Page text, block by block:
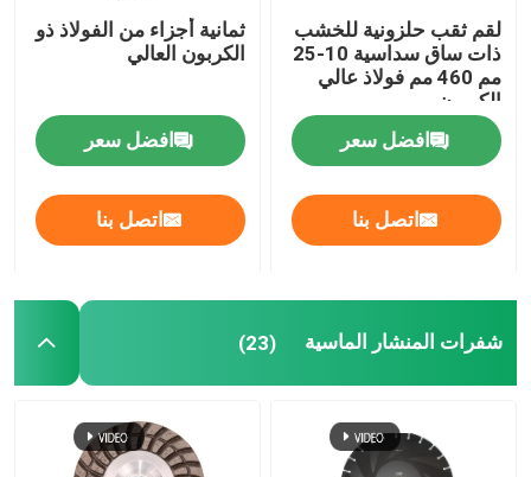
لقم ثقب حلزونية للخشب
ذات ساق سداسية 10-25
مم 460 مم فولاذ عالي
الكربون
افضل سعر
اتصل بنا
ثمانية أجزاء من الفولاذ ذو
الكربون العالي
افضل سعر
اتصل بنا
شفرات المنشار الماسية (23)